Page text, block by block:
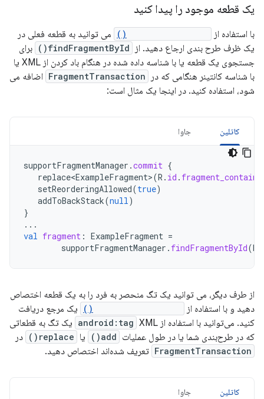
یک قطعه موجود را پیدا کنید
با استفاده از
می توانید به قطعه فعلی در
یک ظرف طرح بندی ارجاع دهید. از
findFragmentById()
برای
جستجوی یک قطعه یا با شناسه داده شده در هنگام باد کردن از XML یا
با شناسه کانتینر هنگامی که در
FragmentTransaction اضافه می
شود، استفاده کنید. در اینجا یک مثال است:
کاتلین جاوا
supportFragmentManager .commit {
replace<ExampleFragment>(R . id .
setReorderingAllowed(true)
addToBackStack(null)
}
...
val fragment : ExampleFragment =
supportFragmentManager . findFragmentById(R
از طرف دیگر، می توانید یک تگ منحصر به فرد را به یک قطعه اختصاص
دهید و با استفاده از
یک مرجع دریافت
کنید. می‌توانید با استفاده از
android:tag XML یک تگ به قطعاتی
که در طرح‌بندی شما یا در طول عملیات add() یا replace() در
FragmentTransaction تعریف شده‌اند اختصاص دهید.
کاتلین جاوا